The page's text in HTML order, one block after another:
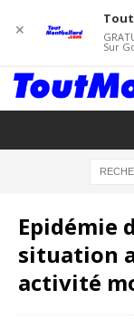
Epidémie
situation
activité
✕
Sur